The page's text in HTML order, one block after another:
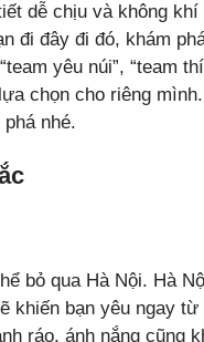
dễ chịu và không
đi đây đi đó, khám
yêu núi”, “team
chọn cho riêng
nhé.
bỏ qua Hà Nội. Hà
khiến bạn yêu ngay
ráo, ánh nắng cũng